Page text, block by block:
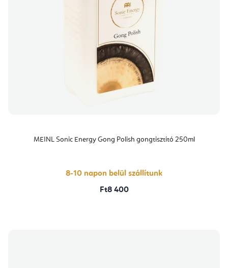
MEINL Sonic Energy Gong Polish gongtisztító 250ml
8-10 napon belül szállítunk
Ft8 400